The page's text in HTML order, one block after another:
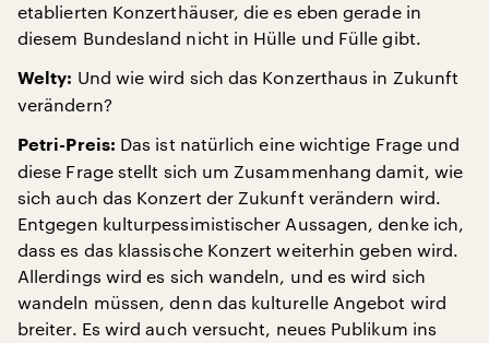
etablierten Konzerthäuser, die es eben gerade in
diesem Bundesland nicht in Hülle und Fülle gibt.
Welty: Und wie wird sich das Konzerthaus in Zukunft
verändern?
Petri-Preis: Das ist natürlich eine wichtige Frage und
diese Frage stellt sich um Zusammenhang damit, wie
sich auch das Konzert der Zukunft verändern wird.
Entgegen kulturpessimistischer Aussagen, denke ich,
dass es das klassische Konzert weiterhin geben wird.
Allerdings wird es sich wandeln, und es wird sich
wandeln müssen, denn das kulturelle Angebot wird
breiter. Es wird auch versucht, neues Publikum ins